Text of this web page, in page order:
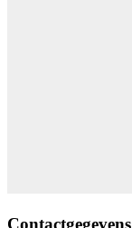
Contactgegevens